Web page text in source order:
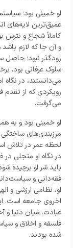
او خمینی بود؛
عمیق‌ترین لایه‌های
کاملاً شجاع و نترس
و آن جا که لازم
زودگذر نبود؛
سلوک عرفانی بود.
می‌دانستند، در نگاه
رویکردی که از
می‌گرفت.
او خمینی بود و به
مرزبندی‌های ساختگی
لحظه عمر در تلاش
در نگاه او متجلی
باید شر او برچیده
فقه‌دانی و
او، نظامی ارزشی و
اخروی جامعه است.
عبادت، میان دنیا و
فلسفه و اخلاق و
شده بودند.